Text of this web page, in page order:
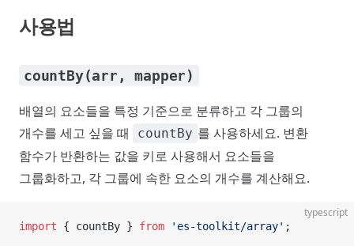
사용법
countBy(arr, mapper)
배열의 요소들을 특정 기준으로 분류하고 각 그룹의
개수를 세고 싶을 때
countBy 를 사용하세요. 변환
함수가 반환하는 값을 키로 사용해서 요소들을
그룹화하고, 각 그룹에 속한 요소의 개수를 계산해요.
typescript
import { countBy } from 'es-toolkit/array' ;